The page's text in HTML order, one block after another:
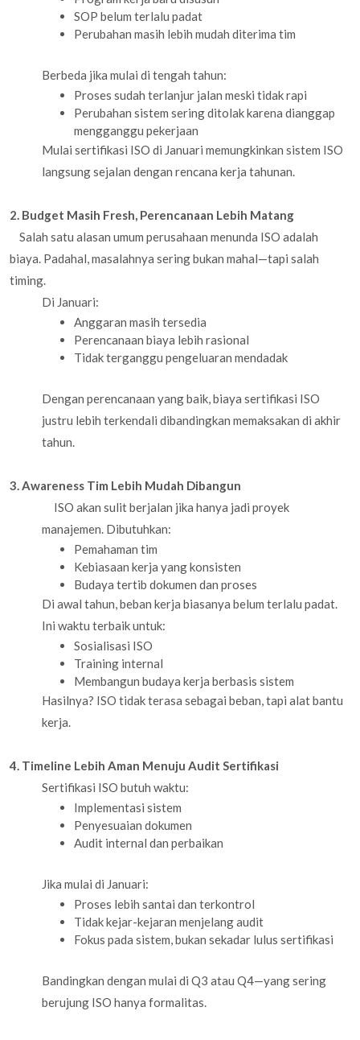
SOP belum terlalu padat
Perubahan masih lebih mudah diterima tim
Berbeda jika mulai di tengah tahun:
Proses sudah terlanjur jalan meski tidak rapi
Perubahan sistem sering ditolak karena dianggap
mengganggu pekerjaan
Mulai sertifikasi ISO di Januari memungkinkan sistem ISO
langsung sejalan dengan rencana kerja tahunan.
2. Budget Masih Fresh, Perencanaan Lebih Matang
Salah satu alasan umum perusahaan menunda ISO adalah
biaya. Padahal, masalahnya sering bukan mahal—tapi salah
timing.
Di Januari:
Anggaran masih tersedia
Perencanaan biaya lebih rasional
Tidak terganggu pengeluaran mendadak
Dengan perencanaan yang baik, biaya sertifikasi ISO
justru lebih terkendali dibandingkan memaksakan di akhir
tahun.
3. Awareness Tim Lebih Mudah Dibangun
ISO akan sulit berjalan jika hanya jadi proyek
manajemen. Dibutuhkan:
Pemahaman tim
Kebiasaan kerja yang konsisten
Budaya tertib dokumen dan proses
Di awal tahun, beban kerja biasanya belum terlalu padat.
Ini waktu terbaik untuk:
Sosialisasi ISO
Training internal
Membangun budaya kerja berbasis sistem
Hasilnya? ISO tidak terasa sebagai beban, tapi alat bantu
kerja.
4. Timeline Lebih Aman Menuju Audit Sertifikasi
Sertifikasi ISO butuh waktu:
Implementasi sistem
Penyesuaian dokumen
Audit internal dan perbaikan
Jika mulai di Januari:
Proses lebih santai dan terkontrol
Tidak kejar-kejaran menjelang audit
Fokus pada sistem, bukan sekadar lulus sertifikasi
Bandingkan dengan mulai di Q3 atau Q4—yang sering
berujung ISO hanya formalitas.